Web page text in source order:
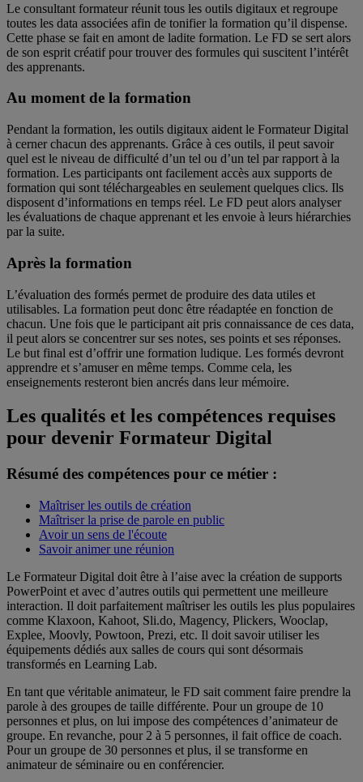
Le consultant formateur réunit tous les outils digitaux et regroupe
toutes les data associées afin de tonifier la formation qu’il dispense.
Cette phase se fait en amont de ladite formation. Le FD se sert alors
de son esprit créatif pour trouver des formules qui suscitent l’intérêt
des apprenants.
Au moment de la formation
Pendant la formation, les outils digitaux aident le Formateur Digital
à cerner chacun des apprenants. Grâce à ces outils, il peut savoir
quel est le niveau de difficulté d’un tel ou d’un tel par rapport à la
formation. Les participants ont facilement accès aux supports de
formation qui sont téléchargeables en seulement quelques clics. Ils
disposent d’informations en temps réel. Le FD peut alors analyser
les évaluations de chaque apprenant et les envoie à leurs hiérarchies
par la suite.
Après la formation
L’évaluation des formés permet de produire des data utiles et
utilisables. La formation peut donc être réadaptée en fonction de
chacun. Une fois que le participant ait pris connaissance de ces data,
il peut alors se concentrer sur ses notes, ses points et ses réponses.
Le but final est d’offrir une formation ludique. Les formés devront
apprendre et s’amuser en même temps. Comme cela, les
enseignements resteront bien ancrés dans leur mémoire.
Les qualités et les compétences requises
pour devenir Formateur Digital
Résumé des compétences pour ce métier :
Maîtriser les outils de création
Maîtriser la prise de parole en public
Avoir un sens de l'écoute
Savoir animer une réunion
Le Formateur Digital doit être à l’aise avec la création de supports
PowerPoint et avec d’autres outils qui permettent une meilleure
interaction. Il doit parfaitement maîtriser les outils les plus populaires
comme Klaxoon, Kahoot, Sli.do, Magency, Plickers, Wooclap,
Explee, Moovly, Powtoon, Prezi, etc. Il doit savoir utiliser les
équipements dédiés aux salles de cours qui sont désormais
transformés en Learning Lab.
En tant que véritable animateur, le FD sait comment faire prendre la
parole à des groupes de taille différente. Pour un groupe de 10
personnes et plus, on lui impose des compétences d’animateur de
groupe. En revanche, pour 2 à 5 personnes, il fait office de coach.
Pour un groupe de 30 personnes et plus, il se transforme en
animateur de séminaire ou en conférencier.